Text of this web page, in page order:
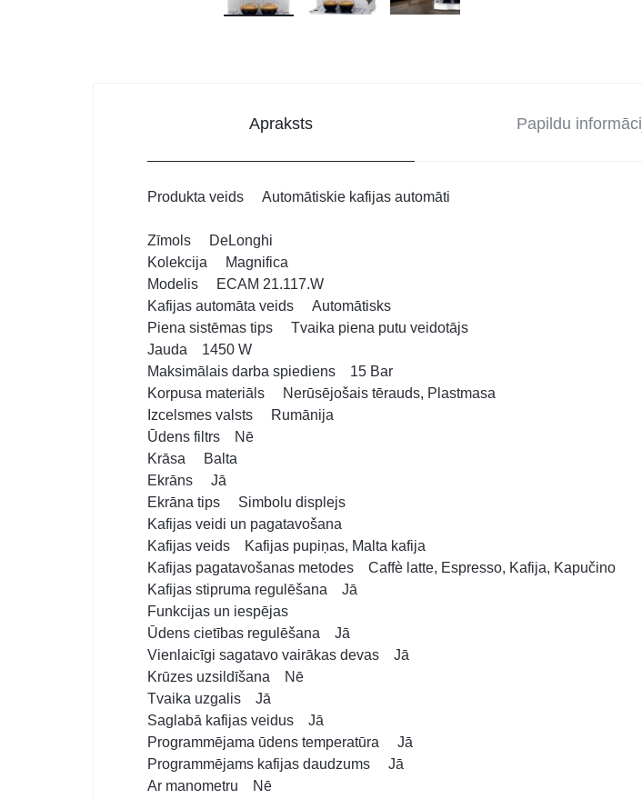
Apraksts Papildu
Produkta veids Automātiskie kafijas automāti
Zīmols DeLonghi
Kolekcija Magnifica
Modelis ECAM 21.117.W
Kafijas automāta veids Automātisks
Piena sistēmas tips Tvaika piena putu veidotājs
Jauda 1450 W
Maksimālais darba spiediens 15 Bar
Korpusa materiāls Nerūsējošais tērauds, Plastmasa
Izcelsmes valsts Rumānija
Ūdens filtrs Nē
Krāsa Balta
Ekrāns Jā
Ekrāna tips Simbolu displejs
Kafijas veidi un pagatavošana
Kafijas veids Kafijas pupiņas, Malta kafija
Kafijas pagatavošanas metodes Caffè latte, Espresso, Kafija, Kapučino
Kafijas stipruma regulēšana Jā
Funkcijas un iespējas
Ūdens cietības regulēšana Jā
Vienlaicīgi sagatavo vairākas devas Jā
Krūzes uzsildīšana Nē
Tvaika uzgalis Jā
Saglabā kafijas veidus Jā
Programmējama ūdens temperatūra Jā
Programmējams kafijas daudzums Jā
Ar manometru Nē